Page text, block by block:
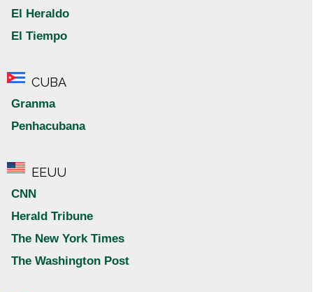
El Heraldo
El Tiempo
CUBA
Granma
Penhacubana
EEUU
CNN
Herald Tribune
The New York Times
The Washington Post